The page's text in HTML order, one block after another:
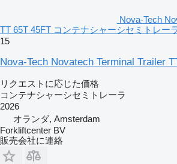
Nova-Tech
TT 65T 45FT コンテナシャーシセミトレー
15
Nova-Tech Novatech Terminal Trailer
リクエストに応じた価格
コンテナシャーシセミトレーラ
2026
オランダ, Amsterdam
Forkliftcenter BV
販売会社に連絡